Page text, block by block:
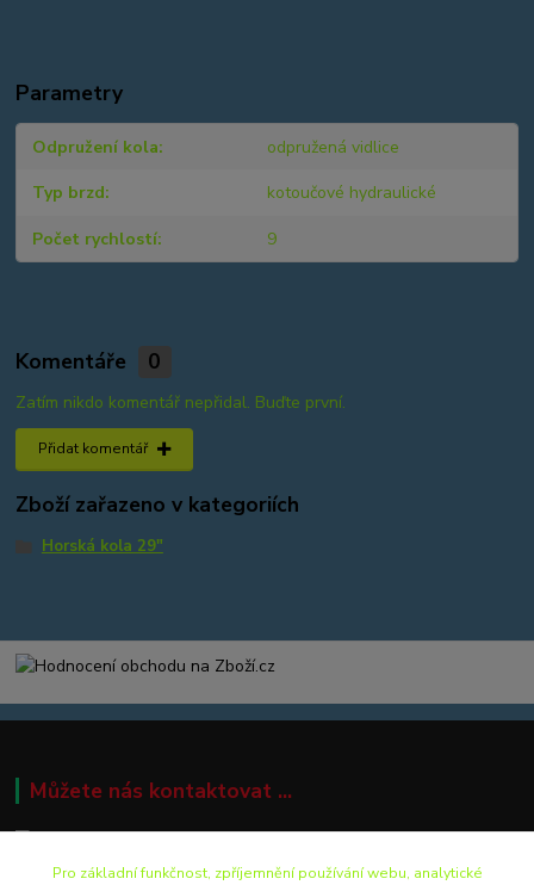
Parametry
Odpružení kola odpružená vidlice
Typ brzd kotoučové hydraulické
Počet rychlostí 9
Komentáře 0
Zatím nikdo komentář nepřidal. Buďte první.
Přidat komentář
Zboží zařazeno v kategoriích
Horská kola 29"
Můžete nás kontaktovat ...
Pro základní funkčnost, zpříjemnění používání webu, analytické